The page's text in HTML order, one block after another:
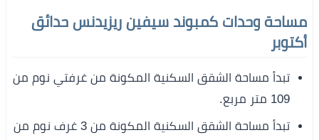
مساحة وحدات كمبوند سيفين ريزيدنس حدائق
أكتوبر
تبدأ مساحة الشقق السكنية المكونة من غرفتي نوم من
109 متر مربع.
تبدأ مساحة الشقق السكنية المكونة من 3 غرف نوم من